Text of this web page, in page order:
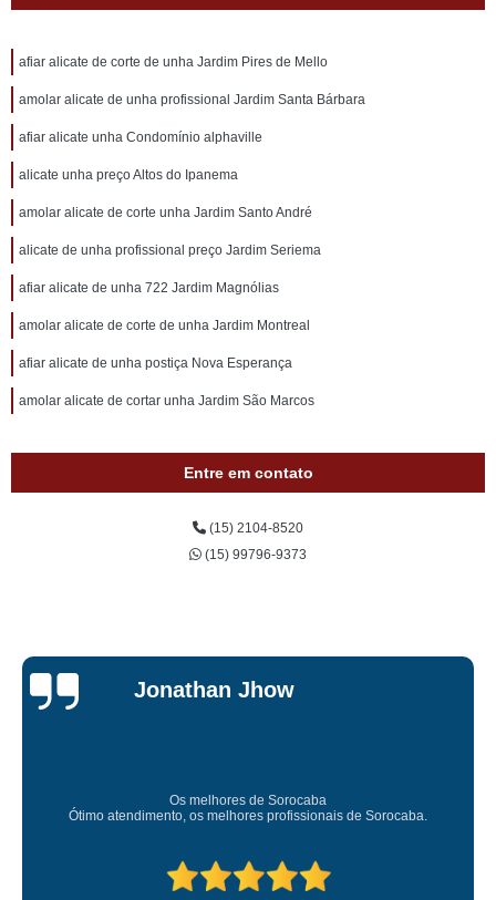
afiar alicate de corte de unha Jardim Pires de Mello
amolar alicate de unha profissional Jardim Santa Bárbara
afiar alicate unha Condomínio alphaville
alicate unha preço Altos do Ipanema
amolar alicate de corte unha Jardim Santo André
alicate de unha profissional preço Jardim Seriema
afiar alicate de unha 722 Jardim Magnólias
amolar alicate de corte de unha Jardim Montreal
afiar alicate de unha postiça Nova Esperança
amolar alicate de cortar unha Jardim São Marcos
Entre em contato
(15) 2104-8520
(15) 99796-9373
Jonathan Jhow
Os melhores de Sorocaba
Ótimo atendimento, os melhores profissionais de Sorocaba.